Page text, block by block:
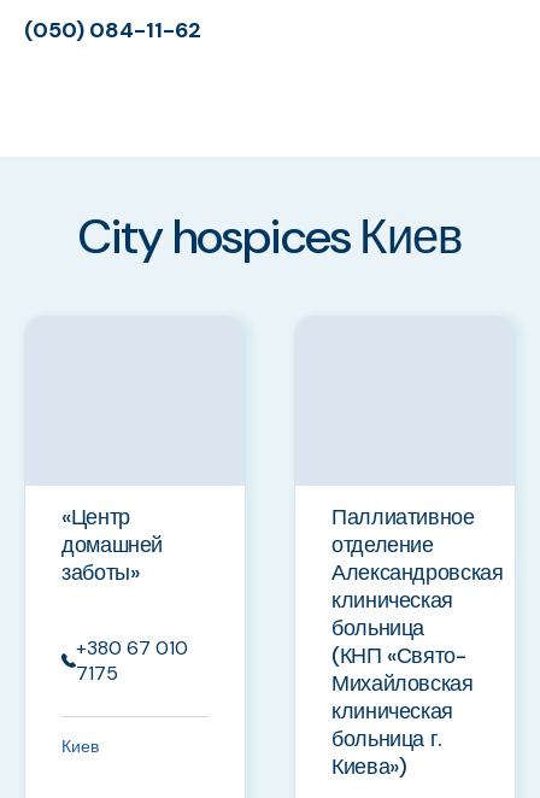
(050) 084-11-62
City hospices Киев
«Центр
домашней
заботы»
+380 67 010
7175
Киев
Паллиативное
отделение
Александровская
клиническая
больница
(КНП «Свято-
Михайловская
клиническая
больница г.
Киева»)